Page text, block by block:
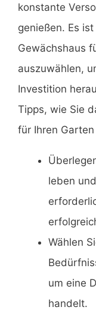
konstante
genießen. Es
Gewächshaus
auszuwählen,
Investition
Tipps, wie Sie
für Ihren
leben
Wählen
um eine
handelt.